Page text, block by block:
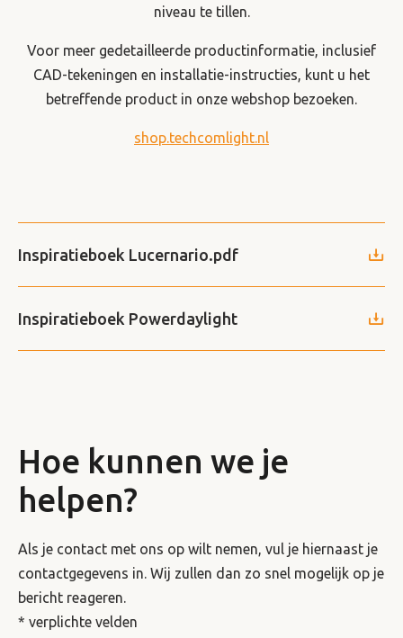
niveau te tillen.
Voor meer gedetailleerde productinformatie, inclusief
CAD-tekeningen en installatie-instructies, kunt u het
betreffende product in onze webshop bezoeken.
shop.techcomlight.nl
Inspiratieboek Lucernario.pdf
Inspiratieboek Powerdaylight
Hoe kunnen we je
helpen?
Als je contact met ons op wilt nemen, vul je hiernaast je
contactgegevens in. Wij zullen dan zo snel mogelijk op je
bericht reageren.
* verplichte velden